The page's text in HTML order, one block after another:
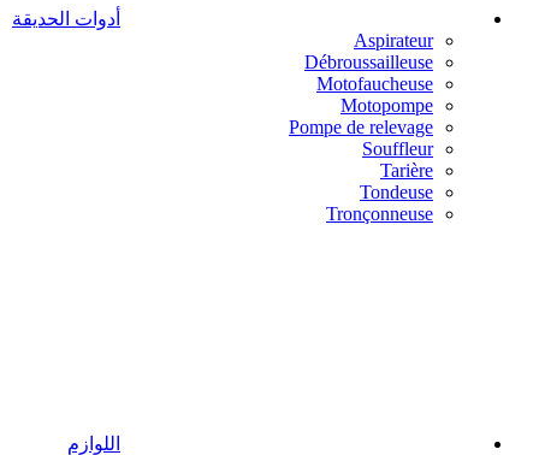
أدوات الحديقة
Aspirateur
Débroussailleuse
Motofaucheuse
Motopompe
Pompe de relevage
Souffleur
Tarière
Tondeuse
Tronçonneuse
اللوازم